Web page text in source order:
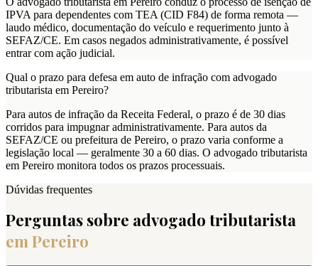
IPVA para dependentes com TEA (CID F84) de forma remota —
laudo médico, documentação do veículo e requerimento junto à
SEFAZ/CE. Em casos negados administrativamente, é possível
entrar com ação judicial.
Qual o prazo para defesa em auto de infração com advogado
tributarista em Pereiro?
Para autos de infração da Receita Federal, o prazo é de 30 dias
corridos para impugnar administrativamente. Para autos da
SEFAZ/CE ou prefeitura de Pereiro, o prazo varia conforme a
legislação local — geralmente 30 a 60 dias. O advogado tributarista
em Pereiro monitora todos os prazos processuais.
Dúvidas frequentes
Perguntas sobre advogado tributarista
emPereiro